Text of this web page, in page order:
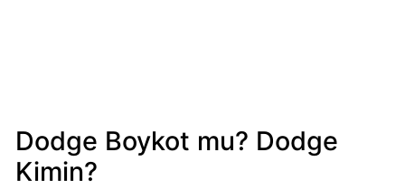
Pizza
Dodge Boykot mu? Dodge
Kimin?